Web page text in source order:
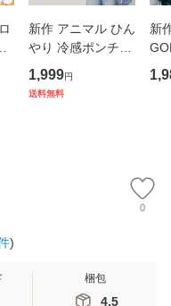
新作 アニマル ひん
やり 冷感ポンチョ
ポンチョ レディー
ス 夏 アウトドア
1,999円
送料無料
新
も
ュ
0
)
梱包
4.5